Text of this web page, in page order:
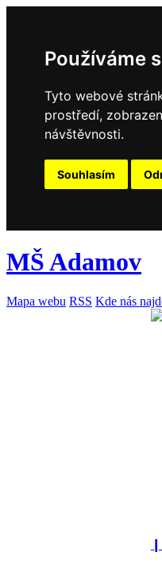
Používáme
Tyto webové
prostředí,
návštěvnosti.
Souhlasím
MŠ Adamov
Mapa webu RSS Kde nás